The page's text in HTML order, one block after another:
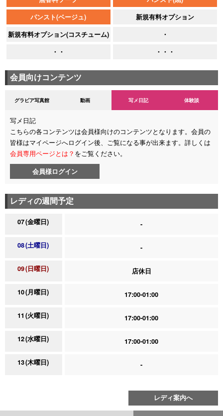
パンスト(ベージュ)
新規有料オプション
新規有料オプション(コスチューム)
・
・・
・・・
会員向けコンテンツ
グラビア写真館 動画 写メ日記 体験談
写メ日記
こちらの各コンテンツは会員様向けのコンテンツとなります。会員の
皆様はマイページへログイン後、ご覧になる事が出来ます。詳しくは
会員専用ページとは？ をご覧ください。
会員様ログイン
レディの週間予定
07 金曜日 -
08 土曜日 -
09 日曜日 店休日
10 月曜日 17:00-01:00
11 火曜日 17:00-01:00
12 水曜日 17:00-01:00
13 木曜日 -
レディ案内へ